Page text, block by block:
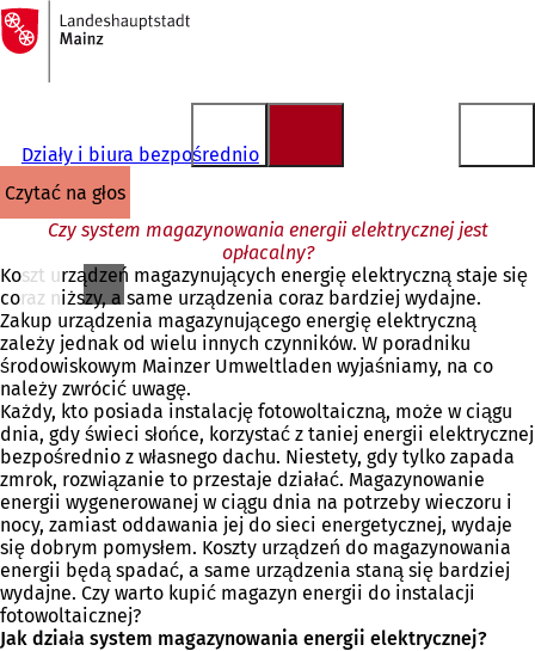
Przejdź do treści
Do
strony
głównej
Działy i biura bezpośrednio
czytać na głos
Czy system magazynowania energii elektrycznej jest
opłacalny?
Koszt urządzeń magazynujących energię elektryczną staje się
coraz niższy, a same urządzenia coraz bardziej wydajne.
Zakup urządzenia magazynującego energię elektryczną
zależy jednak od wielu innych czynników. W poradniku
środowiskowym Mainzer Umweltladen wyjaśniamy, na co
należy zwrócić uwagę.
Każdy, kto posiada instalację fotowoltaiczną, może w ciągu
dnia, gdy świeci słońce, korzystać z taniej energii elektrycznej
bezpośrednio z własnego dachu. Niestety, gdy tylko zapada
zmrok, rozwiązanie to przestaje działać. Magazynowanie
energii wygenerowanej w ciągu dnia na potrzeby wieczoru i
nocy, zamiast oddawania jej do sieci energetycznej, wydaje
się dobrym pomysłem. Koszty urządzeń do magazynowania
energii będą spadać, a same urządzenia staną się bardziej
wydajne. Czy warto kupić magazyn energii do instalacji
fotowoltaicznej?
Jak działa system magazynowania energii elektrycznej?